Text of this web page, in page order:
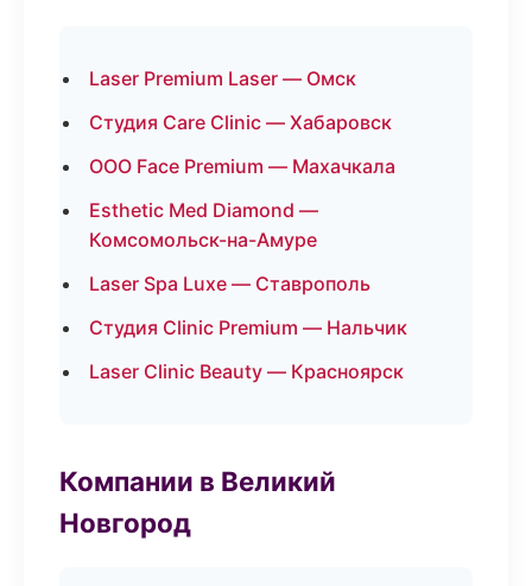
Laser Premium Laser — Омск
Студия Care Clinic — Хабаровск
ООО Face Premium — Махачкала
Esthetic Med Diamond —
Комсомольск-на-Амуре
Laser Spa Luxe — Ставрополь
Студия Clinic Premium — Нальчик
Laser Clinic Beauty — Красноярск
Компании в Великий
Новгород